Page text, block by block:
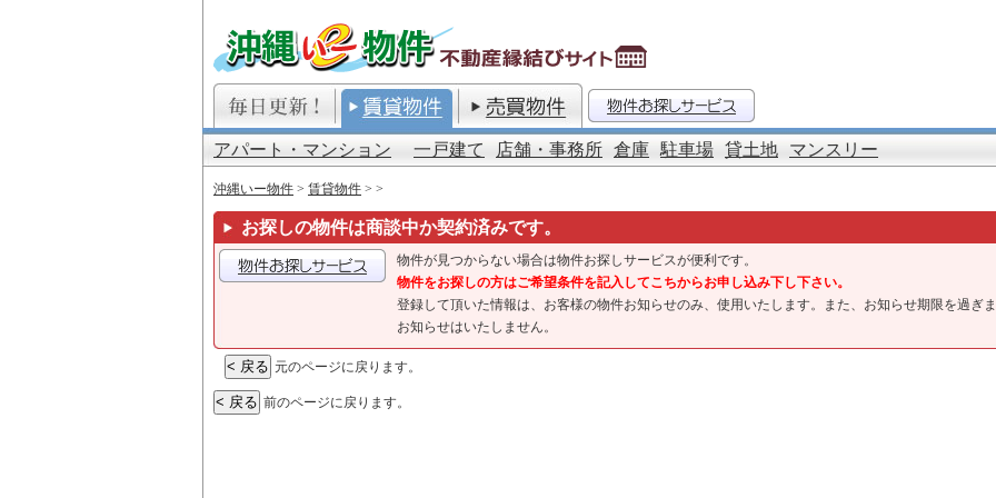
アパート・マンション 一戸建て 店舗・事務所 倉庫 駐車場 貸土地 マンスリー
沖縄いー物件 > 賃貸物件 > >
お探しの物件は商談中か契約済みです。
物件が見つからない場合は物件お探しサービスが便利です。
物件をお探しの方はご希望条件を記入してこちからお申し込み下し下さい。
登録して頂いた情報は、お客様の物件お知らせのみ、使用いたします。また、お知らせ期限を過ぎ
お知らせはいたしません。
元のページに戻ります。
前のページに戻ります。